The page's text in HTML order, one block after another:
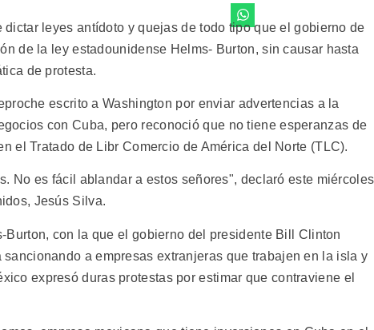
leyes antídoto y quejas de todo tipo que el gobierno de
de la ley estadounidense Helms- Burton, sin causar hasta
de protesta.
escrito a Washington por enviar advertencias a la
con Cuba, pero reconoció que no tiene esperanzas de
el Tratado de Libr Comercio de América del Norte (TLC).
No es fácil ablandar a estos señores", declaró este miércoles
Jesús Silva.
con la que el gobierno del presidente Bill Clinton
a empresas extranjeras que trabajen en la isla y
expresó duras protestas por estimar que contraviene el